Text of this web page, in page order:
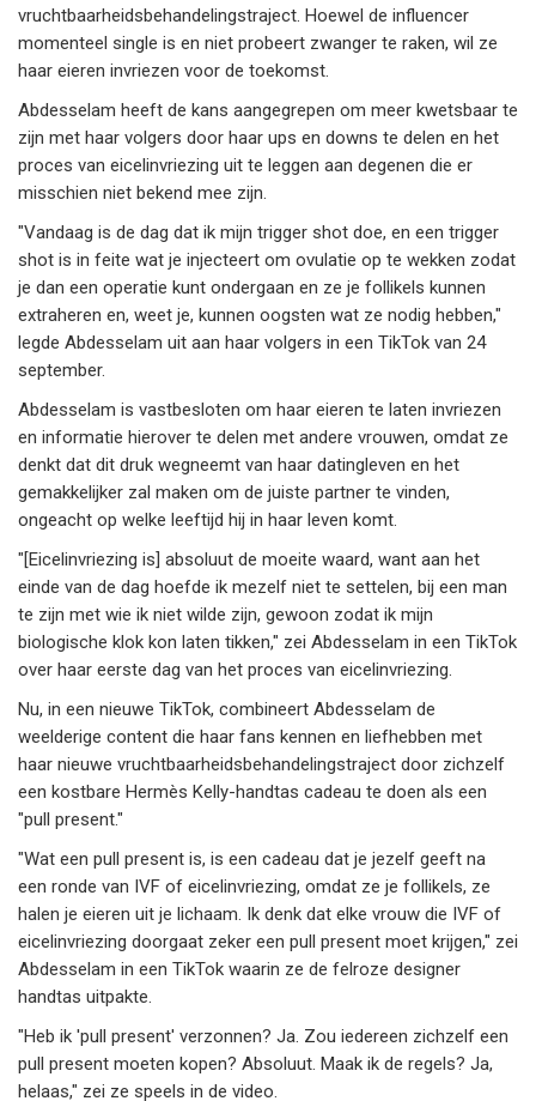
vruchtbaarheidsbehandelingstraject. Hoewel de influencer
momenteel single is en niet probeert zwanger te raken, wil ze
haar eieren invriezen voor de toekomst.
Abdesselam heeft de kans aangegrepen om meer kwetsbaar te
zijn met haar volgers door haar ups en downs te delen en het
proces van eicelinvriezing uit te leggen aan degenen die er
misschien niet bekend mee zijn.
"Vandaag is de dag dat ik mijn trigger shot doe, en een trigger
shot is in feite wat je injecteert om ovulatie op te wekken zodat
je dan een operatie kunt ondergaan en ze je follikels kunnen
extraheren en, weet je, kunnen oogsten wat ze nodig hebben,"
legde Abdesselam uit aan haar volgers in een TikTok van 24
september.
Abdesselam is vastbesloten om haar eieren te laten invriezen
en informatie hierover te delen met andere vrouwen, omdat ze
denkt dat dit druk wegneemt van haar datingleven en het
gemakkelijker zal maken om de juiste partner te vinden,
ongeacht op welke leeftijd hij in haar leven komt.
"[Eicelinvriezing is] absoluut de moeite waard, want aan het
einde van de dag hoefde ik mezelf niet te settelen, bij een man
te zijn met wie ik niet wilde zijn, gewoon zodat ik mijn
biologische klok kon laten tikken," zei Abdesselam in een TikTok
over haar eerste dag van het proces van eicelinvriezing.
Nu, in een nieuwe TikTok, combineert Abdesselam de
weelderige content die haar fans kennen en liefhebben met
haar nieuwe vruchtbaarheidsbehandelingstraject door zichzelf
een kostbare Hermès Kelly-handtas cadeau te doen als een
"pull present."
"Wat een pull present is, is een cadeau dat je jezelf geeft na
een ronde van IVF of eicelinvriezing, omdat ze je follikels, ze
halen je eieren uit je lichaam. Ik denk dat elke vrouw die IVF of
eicelinvriezing doorgaat zeker een pull present moet krijgen," zei
Abdesselam in een TikTok waarin ze de felroze designer
handtas uitpakte.
"Heb ik 'pull present' verzonnen? Ja. Zou iedereen zichzelf een
pull present moeten kopen? Absoluut. Maak ik de regels? Ja,
helaas," zei ze speels in de video.